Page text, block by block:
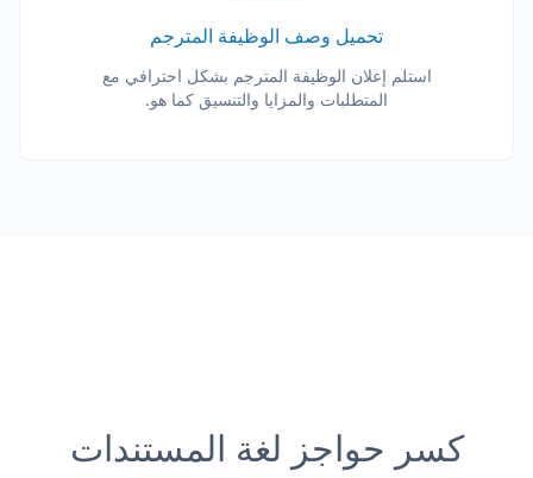
تحميل وصف الوظيفة المترجم
استلم إعلان الوظيفة المترجم بشكل احترافي مع
المتطلبات والمزايا والتنسيق كما هو.
كسر حواجز لغة المستندات